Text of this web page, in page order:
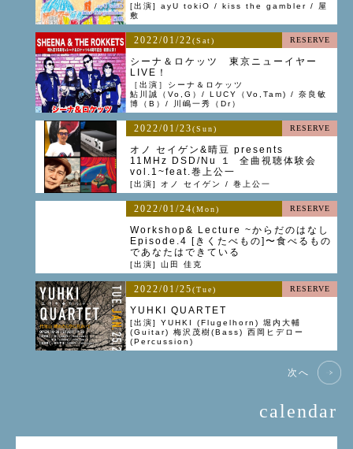
[出演] ayU tokiO / kiss the gambler / 屋
敷
2022/01/22(Sat) RESERVE
シーナ＆ロケッツ 東京ニューイヤー
LIVE！
［出演］シーナ＆ロケッツ
鮎川誠（Vo,G）/ LUCY（Vo,Tam) / 奈良敏
博（B）/ 川嶋一秀（Dr）
2022/01/23(Sun) RESERVE
オノ セイゲン&晴豆 presents
11MHz DSD/Nu １ 全曲視聴体験会
vol.1~feat.巻上公一
[出演] オノ セイゲン / 巻上公一
2022/01/24(Mon) RESERVE
Workshop& Lecture ~からだのはなし
Episode.4 [きくたべもの]〜食べるもの
であなたはできている
[出演] 山田 佳克
2022/01/25(Tue) RESERVE
YUHKI QUARTET
[出演] YUHKI (Flugelhorn) 堀内大輔
(Guitar) 梅沢茂樹(Bass) 西岡ヒデロー
(Percussion)
次へ
calendar